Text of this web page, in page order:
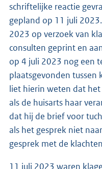
schriftelijke reactie
gepland op 11 juli
2023 op verzoek van
consulten geprint en
op 4 juli 2023 nog een
plaatsgevonden tussen
liet hierin weten dat
als de huisarts haar
dat hij de brief voor
als het gesprek niet
gesprek met de
11 juli 2023 waren